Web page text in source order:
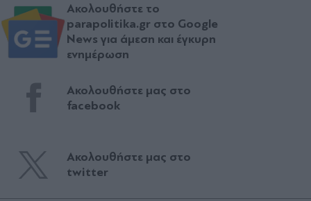
Ακολουθήστε το
parapolitika.gr στο Google
News για άμεση και έγκυρη
ενημέρωση
Ακολουθήστε μας στο
facebook
Ακολουθήστε μας στο
twitter